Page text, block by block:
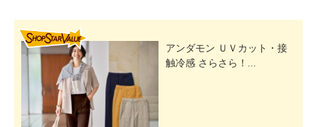
アンダモン ＵＶカット・接
触冷感 さらさら！...